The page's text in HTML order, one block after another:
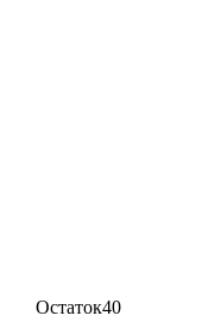
Остаток40